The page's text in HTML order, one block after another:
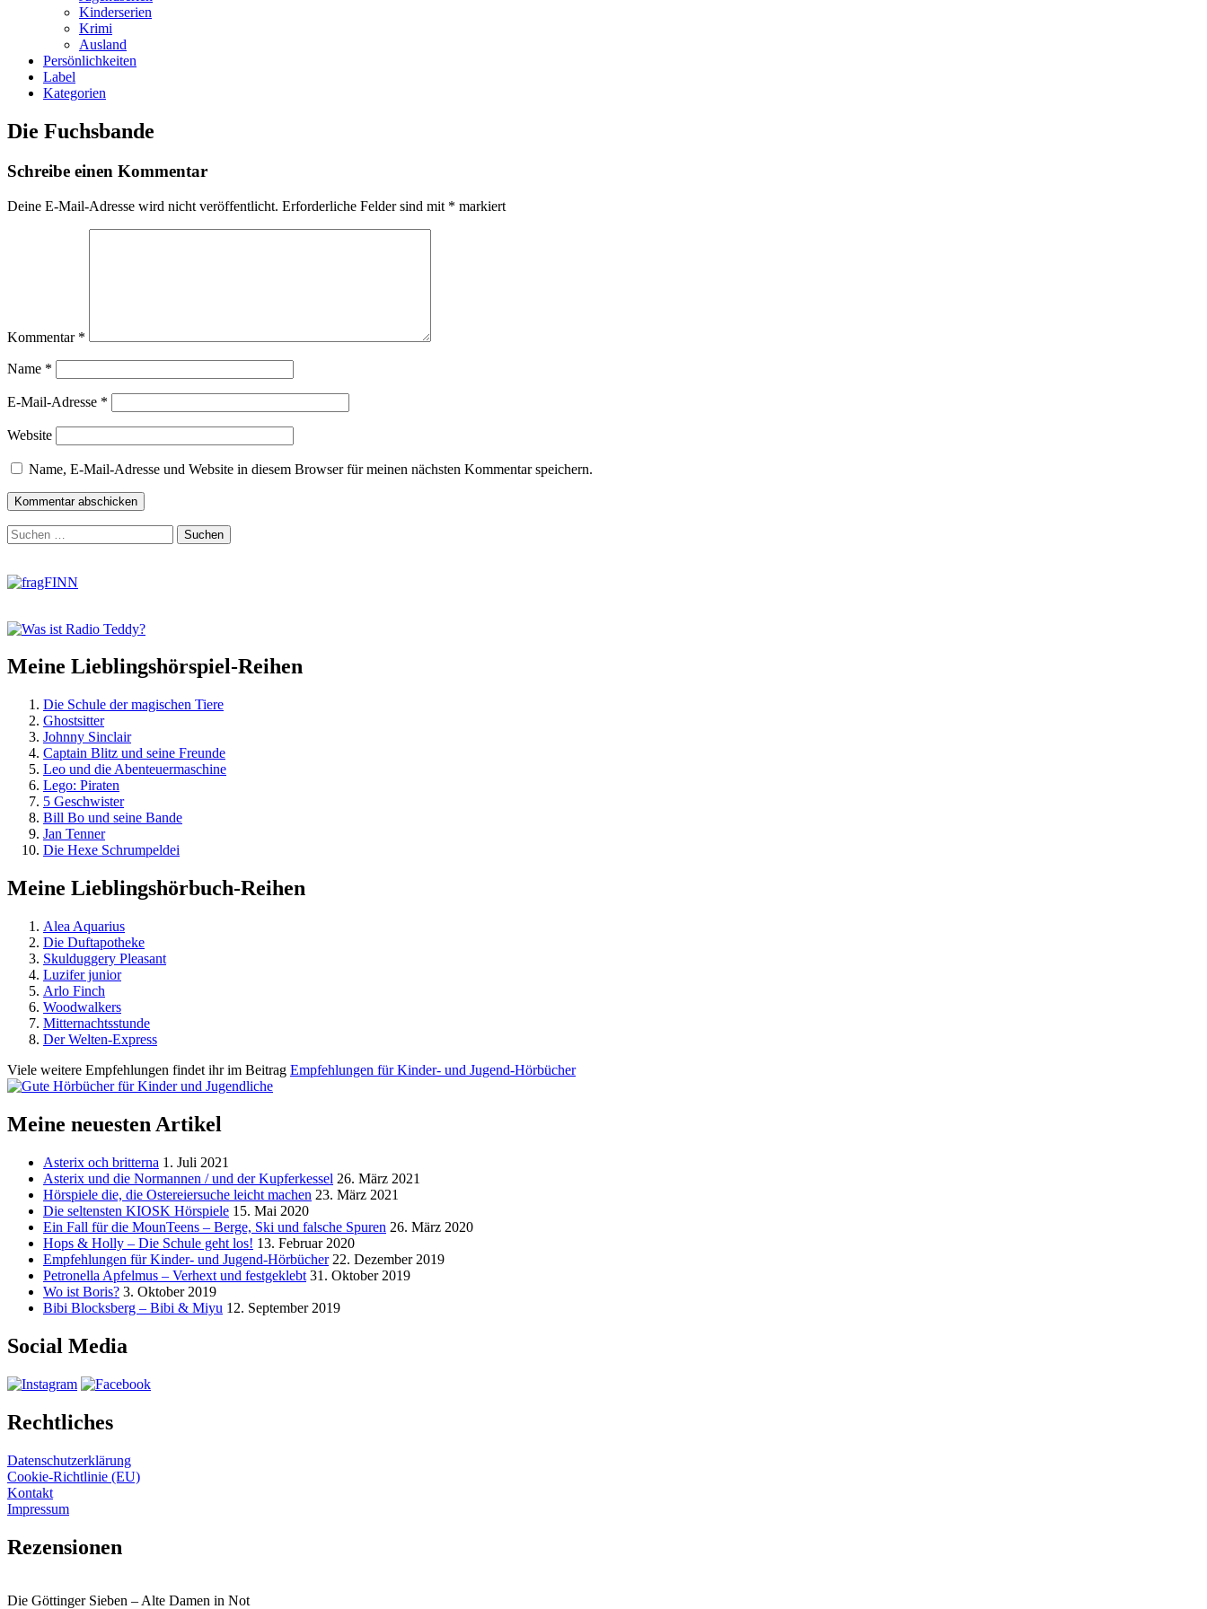
Kinderserien
Krimi
Ausland
Persönlichkeiten
Label
Kategorien
Die Fuchsbande
Schreibe einen Kommentar
Deine E-Mail-Adresse wird nicht veröffentlicht. Erforderliche Felder sind mit * markiert
Kommentar *
Name *
E-Mail-Adresse *
Website
Name, E-Mail-Adresse und Website in diesem Browser für meinen nächsten Kommentar speichern.
Zum
Footer
Suchen
nach:
Meine Lieblingshörspiel-Reihen
Die Schule der magischen Tiere
Ghostsitter
Johnny Sinclair
Captain Blitz und seine Freunde
Leo und die Abenteuermaschine
Lego: Piraten
5 Geschwister
Bill Bo und seine Bande
Jan Tenner
Die Hexe Schrumpeldei
Meine Lieblingshörbuch-Reihen
Alea Aquarius
Die Duftapotheke
Skulduggery Pleasant
Luzifer junior
Arlo Finch
Woodwalkers
Mitternachtsstunde
Der Welten-Express
Viele weitere Empfehlungen findet ihr im Beitrag Empfehlungen für Kinder- und Jugend-Hörbücher
Meine neuesten Artikel
Asterix och britterna 1. Juli 2021
Asterix und die Normannen / und der Kupferkessel 26. März 2021
Hörspiele die, die Ostereiersuche leicht machen 23. März 2021
Die seltensten KIOSK Hörspiele 15. Mai 2020
Ein Fall für die MounTeens – Berge, Ski und falsche Spuren 26. März 2020
Hops & Holly – Die Schule geht los! 13. Februar 2020
Empfehlungen für Kinder- und Jugend-Hörbücher 22. Dezember 2019
Petronella Apfelmus – Verhext und festgeklebt 31. Oktober 2019
Wo ist Boris? 3. Oktober 2019
Bibi Blocksberg – Bibi & Miyu 12. September 2019
Social Media
Rechtliches
Datenschutzerklärung
Cookie-Richtlinie (EU)
Kontakt
Impressum
Rezensionen
Die Göttinger Sieben – Alte Damen in Not